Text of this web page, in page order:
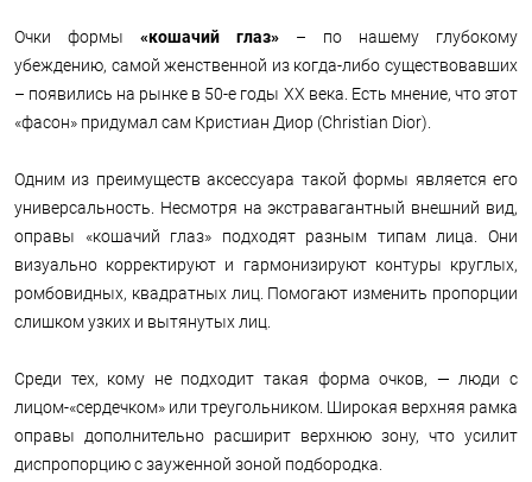
Очки формы «кошачий глаз» – по нашему глубокому
убеждению, самой женственной из когда-либо существовавших
– появились на рынке в 50-е годы XX века. Есть мнение, что этот
«фасон» придумал сам Кристиан Диор (Christian Dior).
Одним из преимуществ аксессуара такой формы является его
универсальность. Несмотря на экстравагантный внешний вид,
оправы «кошачий глаз» подходят разным типам лица. Они
визуально корректируют и гармонизируют контуры круглых,
ромбовидных, квадратных лиц. Помогают изменить пропорции
слишком узких и вытянутых лиц.
Среди тех, кому не подходит такая форма очков, — люди с
лицом-«сердечком» или треугольником. Широкая верхняя рамка
оправы дополнительно расширит верхнюю зону, что усилит
диспропорцию с зауженной зоной подбородка.